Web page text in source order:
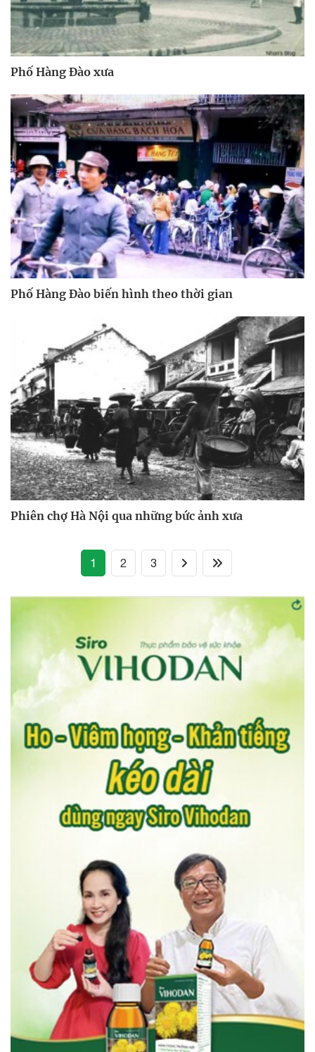
Phố Hàng Đào xưa
Phố Hàng Đào biến hình theo thời gian
Phiên chợ Hà Nội qua những bức ảnh xưa
1 (current)
2 3